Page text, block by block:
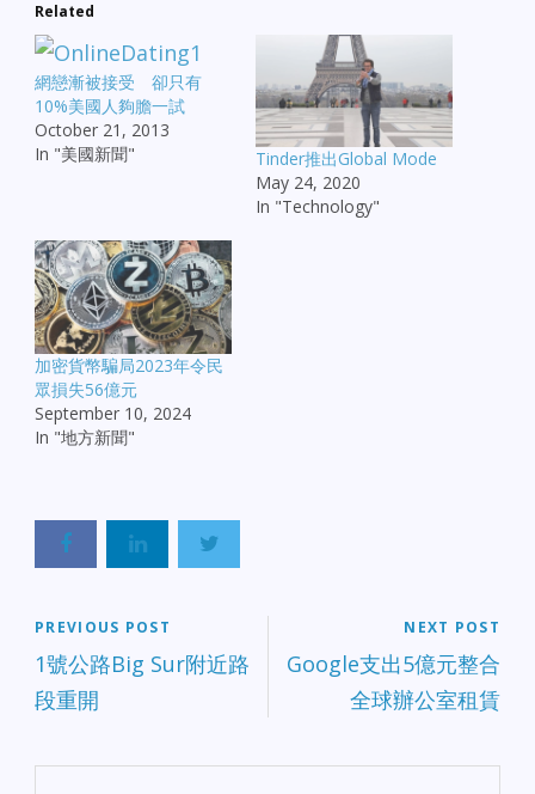
Related
網戀漸被接受 卻只有
10%美國人夠膽一試
October 21, 2013
In "美國新聞"
Tinder推出Global Mode
May 24, 2020
In "Technology"
加密貨幣騙局2023年令民
眾損失56億元
September 10, 2024
In "地方新聞"
PREVIOUS POST
1號公路Big Sur附近路
段重開
NEXT POST
Google支出5億元整合
全球辦公室租賃